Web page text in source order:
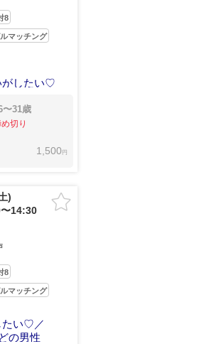
8
マッチング
がしたい♡
〜31歳
切り
1,500 円
)
14:30
8
マッチング
たい♡／
の男性